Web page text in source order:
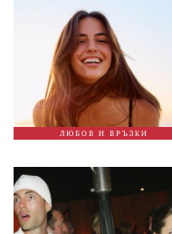
ЛЮБОВ И ВРЪЗКИ